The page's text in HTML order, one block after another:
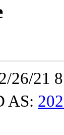
26/21
AS: